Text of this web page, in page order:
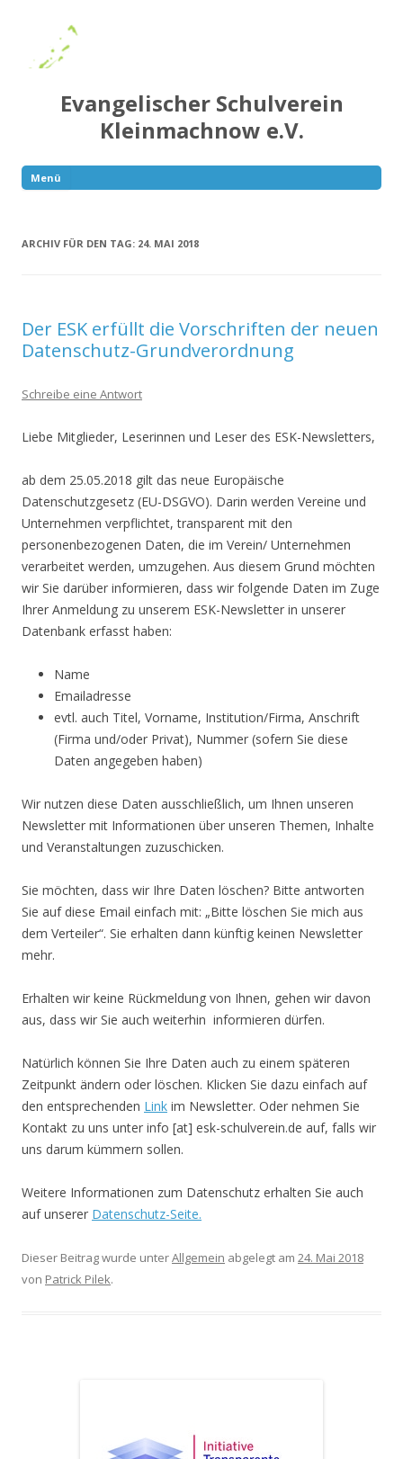
Evangelischer Schulverein
Kleinmachnow e.V.
Menü
ARCHIV FÜR DEN TAG: 24. MAI 2018
Der ESK erfüllt die Vorschriften der neuen
Datenschutz-Grundverordnung
Schreibe eine Antwort
Liebe Mitglieder, Leserinnen und Leser des ESK-Newsletters,
ab dem 25.05.2018 gilt das neue Europäische
Datenschutzgesetz (EU-DSGVO). Darin werden Vereine und
Unternehmen verpflichtet, transparent mit den
personenbezogenen Daten, die im Verein/ Unternehmen
verarbeitet werden, umzugehen. Aus diesem Grund möchten
wir Sie darüber informieren, dass wir folgende Daten im Zuge
Ihrer Anmeldung zu unserem ESK-Newsletter in unserer
Datenbank erfasst haben:
Name
Emailadresse
evtl. auch Titel, Vorname, Institution/Firma, Anschrift
(Firma und/oder Privat), Nummer (sofern Sie diese
Daten angegeben haben)
Wir nutzen diese Daten ausschließlich, um Ihnen unseren
Newsletter mit Informationen über unseren Themen, Inhalte
und Veranstaltungen zuzuschicken.
Sie möchten, dass wir Ihre Daten löschen? Bitte antworten
Sie auf diese Email einfach mit: „Bitte löschen Sie mich aus
dem Verteiler“. Sie erhalten dann künftig keinen Newsletter
mehr.
Erhalten wir keine Rückmeldung von Ihnen, gehen wir davon
aus, dass wir Sie auch weiterhin informieren dürfen.
Natürlich können Sie Ihre Daten auch zu einem späteren
Zeitpunkt ändern oder löschen. Klicken Sie dazu einfach auf
den entsprechenden Link im Newsletter. Oder nehmen Sie
Kontakt zu uns unter info [at] esk-schulverein.de auf, falls wir
uns darum kümmern sollen.
Weitere Informationen zum Datenschutz erhalten Sie auch
auf unserer Datenschutz-Seite.
Dieser Beitrag wurde unterAllgemein abgelegt am 24. Mai 2018
von Patrick Pilek.